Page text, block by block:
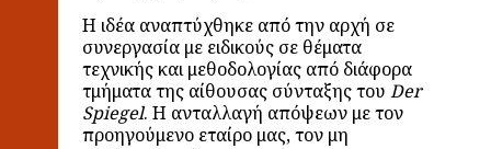
Η ιδέα αναπτύχθηκε από την αρχή σε
συνεργασία με ειδικούς σε θέματα
τεχνικής και μεθοδολογίας από διάφορα
τμήματα της αίθουσας σύνταξης του Der
Spiegel. Η ανταλλαγή απόψεων με τον
προηγούμενο εταίρο μας, τον μη